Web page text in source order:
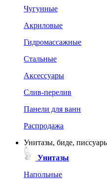
Чугунные
Акриловые
Гидромассажные
Стальные
Аксессуары
Слив-перелив
Панели для ванн
Распродажа
Унитазы, биде,
Унитазы
Напольные